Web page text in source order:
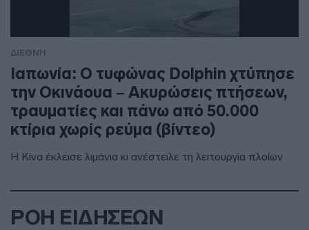
ΔΙΕΘΝΗ
Ιαπωνία: Ο τυφώνας Dolphin χτύπησε
την Οκινάουα – Ακυρώσεις πτήσεων,
τραυματίες και πάνω από 50.000
κτίρια χωρίς ρεύμα (βίντεο)
Η Κίνα έκλεισε λιμάνια κι ανέστειλε τη λειτουργία πλοίων
ΡΟΗ ΕΙΔΗΣΕΩΝ